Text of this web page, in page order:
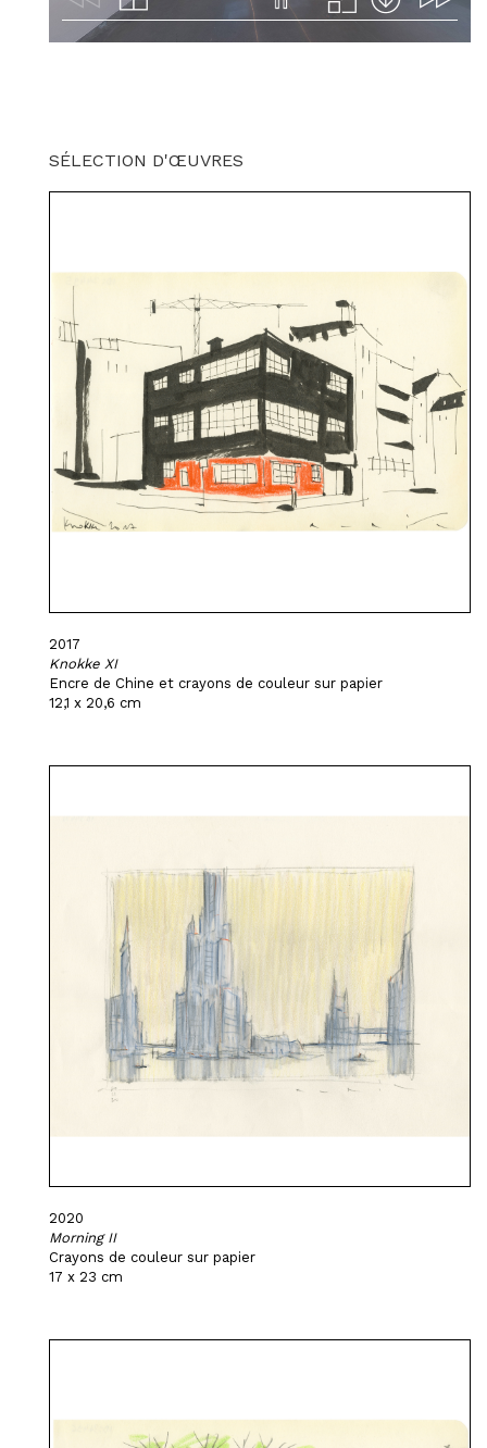
SÉLECTION D'ŒUVRES
2017
Knokke XI
Encre de Chine et crayons de couleur sur papier
12,1 x 20,6 cm
2020
Morning II
Crayons de couleur sur papier
17 x 23 cm